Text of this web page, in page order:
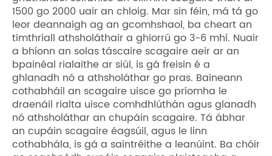
1500 go 2000 uair an chloig. Mar sin féin, má tá go
leor deannaigh ag an gcomhshaol, ba cheart an
timthriall athsholáthair a ghiorrú go 3-6 mhí. Nuair
a bhíonn an solas táscaire scagaire aeir ar an
bpainéal rialaithe ar siúl, is gá freisin é a
ghlanadh nó a athsholáthar go pras. Baineann
cothabháil an scagaire uisce go príomha le
draenáil rialta uisce comhdhlúthán agus glanadh
nó athsholáthar an chupáin scagaire. Tá ábhar
an cupáin scagaire éagsúil, agus le linn
cothabhála, is gá a saintréithe a leanúint. Ba chóir